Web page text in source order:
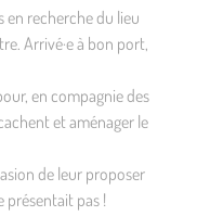
en recherche du lieu
Arrivé·e à bon port,
en compagnie des
et aménager le
de leur proposer
présentait pas !